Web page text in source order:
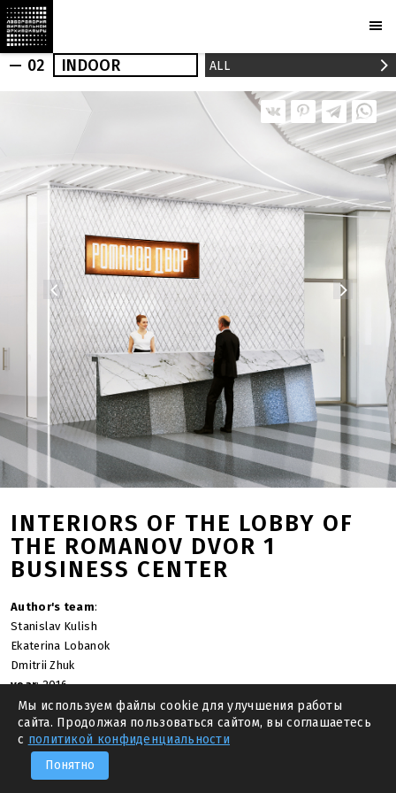
OUTDOOR INDOOR
PRESS
AWARDS
PARTNERS CAMERAS
CONTACTS
Ru En
— 02 INDOOR
REALIZED
PROJECTS
ALL
INTERIORS OF THE LOBBY OF
THE ROMANOV DVOR 1
BUSINESS CENTER
Author's team:
Stanislav Kulish
Ekaterina Lobanok
Dmitrii Zhuk
year: 2016
—PREVIOUS NEXT PROJECT
Мы используем файлы cookie для улучшения работы
сайта. Продолжая пользоваться сайтом, вы соглашаетесь
с политикой конфиденциальности
Понятно